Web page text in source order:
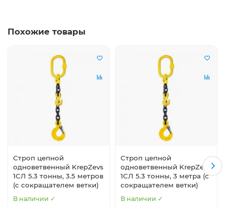
Похожие товары
Строп цепной
одноветвенный KrepZevs
1СЛ 5.3 тонны, 3.5 метров
(с сокращателем ветки)
В наличии ✓
Строп цепной
одноветвенный KrepZevs
1СЛ 5.3 тонны, 3 метра (с
сокращателем ветки)
В наличии ✓